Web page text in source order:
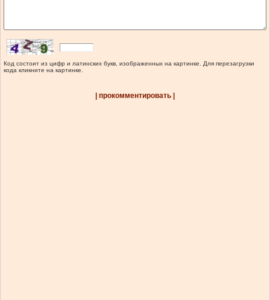
Код состоит из цифр и латинских букв, изображенных на картинке. Для перезагрузки
кода кликните на картинке.
| прокомментировать |